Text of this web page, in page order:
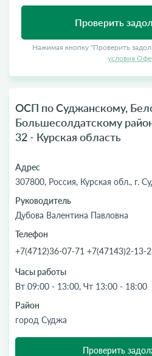
Проверить
Нажимая кнопку "Проверить
условия
ОСП по Суджанскому,
Большесолдатскому
32 - Курская область
Адрес
307800, Россия, Курская обл., г.
Руководитель
Дубова Валентина Павловна
Телефон
+7(4712)36-07-71 +7(47143)2-13-
Часы работы
Вт 09:00 - 13:00, Чт 13:00 - 18:00
Район
город Суджа
Проверить